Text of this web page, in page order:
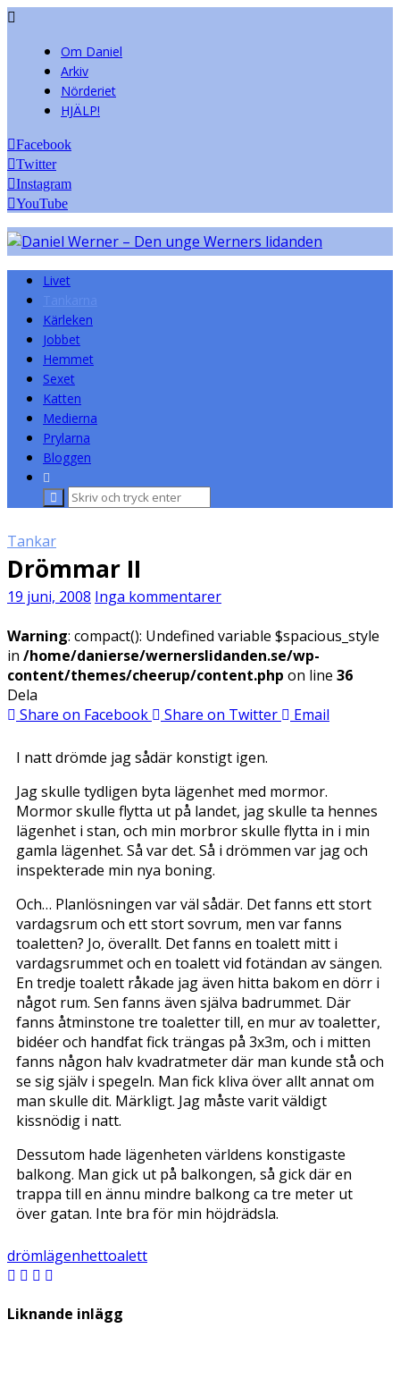
Om Daniel
Arkiv
Nörderiet
HJÄLP!
Facebook
Twitter
Instagram
YouTube
Livet
Kärleken
Jobbet
Hemmet
Sexet
Katten
Medierna
Prylarna
Bloggen
Sök
Tankar
Drömmar II
19 juni, 2008 Inga kommentarer
Warning: compact(): Undefined variable $spacious_style
in /home/danierse/wernerslidanden.se/wp-
content/themes/cheerup/content.php on line 36
Dela
Share on Facebook
Share on Twitter Email
I natt drömde jag sådär konstigt igen.
Jag skulle tydligen byta lägenhet med mormor.
Mormor skulle flytta ut på landet, jag skulle ta hennes
lägenhet i stan, och min morbror skulle flytta in i min
gamla lägenhet. Så var det. Så i drömmen var jag och
inspekterade min nya boning.
Och… Planlösningen var väl sådär. Det fanns ett stort
vardagsrum och ett stort sovrum, men var fanns
toaletten? Jo, överallt. Det fanns en toalett mitt i
vardagsrummet och en toalett vid fotändan av sängen.
En tredje toalett råkade jag även hitta bakom en dörr i
något rum. Sen fanns även själva badrummet. Där
fanns åtminstone tre toaletter till, en mur av toaletter,
bidéer och handfat fick trängas på 3x3m, och i mitten
fanns någon halv kvadratmeter där man kunde stå och
se sig själv i spegeln. Man fick kliva över allt annat om
man skulle dit. Märkligt. Jag måste varit väldigt
kissnödig i natt.
Dessutom hade lägenheten världens konstigaste
balkong. Man gick ut på balkongen, så gick där en
trappa till en ännu mindre balkong ca tre meter ut
över gatan. Inte bra för min höjdrädsla.
drömlägenhettoalett
Liknande inlägg